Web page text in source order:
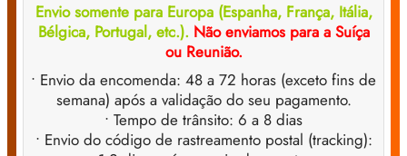
Envio somente para Europa (Espanha, França, Itália,
Bélgica, Portugal, etc.). Não enviamos para a Suíça
ou Reunião.
• Envio da encomenda: 48 a 72 horas (exceto fins de
semana) após a validação do seu pagamento.
• Tempo de trânsito: 6 a 8 dias
• Envio do código de rastreamento postal (tracking):